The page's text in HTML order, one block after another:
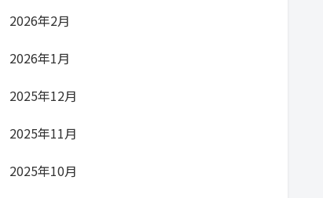
2026年2月
2026年1月
2025年12月
2025年11月
2025年10月